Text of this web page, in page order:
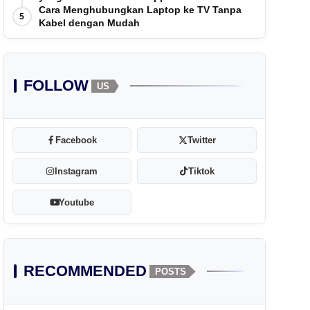
5
Cara Menghubungkan Laptop ke TV Tanpa
Kabel dengan Mudah
FOLLOW US
Facebook Twitter
Instagram Tiktok
Youtube
RECOMMENDED POSTS